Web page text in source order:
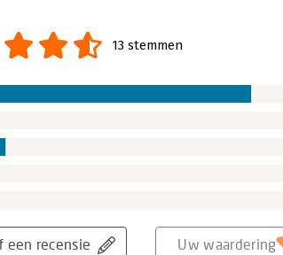
naar gelijkgestemden, die je nog
lijkt te doen. Bommerez dient een
en zet je als mens weer terug in de
13 stemmen
een recensie Uw waardering